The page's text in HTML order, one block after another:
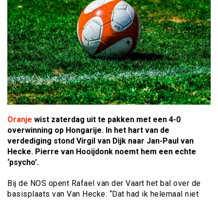
Oranje wist zaterdag uit te pakken met een 4-0
overwinning op Hongarije. In het hart van de
verdediging stond Virgil van Dijk naar Jan-Paul van
Hecke. Pierre van Hooijdonk noemt hem een echte
‘psycho’.
Bij de NOS opent Rafael van der Vaart het bal over de
basisplaats van Van Hecke: “Dat had ik helemaal niet